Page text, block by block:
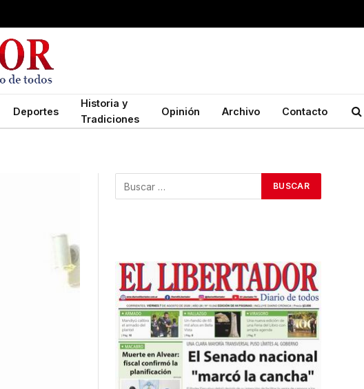
Deportes
Historia y
Tradiciones
Opinión Archivo Contacto